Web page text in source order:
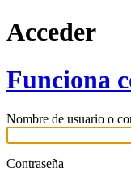
Acceder
Funciona
Nombre de usuario o
Contraseña